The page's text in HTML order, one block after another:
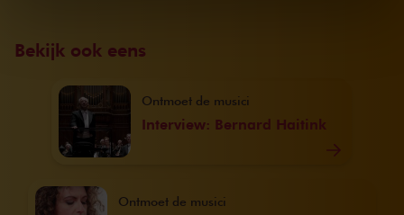
Bekijk ook eens
Interview: Bernard Haitink
Ontmoet de musici
Ontmoet de musici